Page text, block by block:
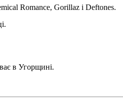
Romancе, Gorillaz і Deftones.
в Угорщині.